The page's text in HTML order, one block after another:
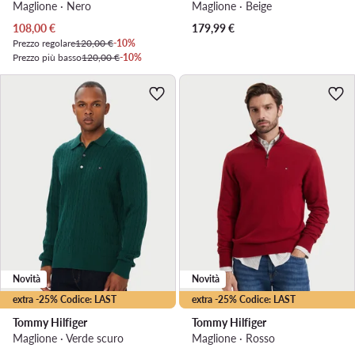
Maglione · Nero
Prezzo attuale
108,00€
Prezzo regolare120,00 €-10%
Prezzo più basso120,00 €-10%
Maglione · Beige
179,99€
extra -25% Codice: LAST
Novità
Tommy Hilfiger
Maglione · Verde scuro
extra -25% Codice: LAST
Novità
Tommy Hilfiger
Maglione · Rosso